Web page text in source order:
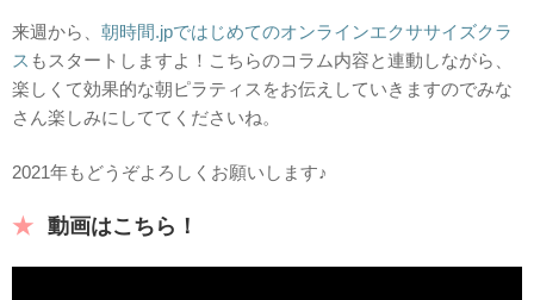
来週から、 朝時間.jpではじめてのオンラインエクササイズクラ
ス もスタートしますよ！こちらのコラム内容と連動しながら、
楽しくて効果的な朝ピラティスをお伝えしていきますのでみな
さん楽しみにしててくださいね。
2021年もどうぞよろしくお願いします♪
動画はこちら！